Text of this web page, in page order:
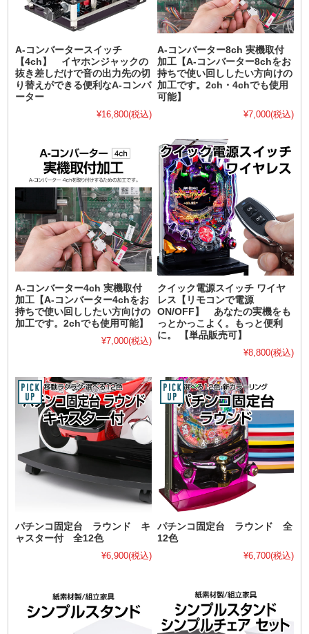
A-コンバータースイッチ
【4ch】 イヤホンジャックの
抜き差しだけで音の出力先の切
り替えができる便利なA-コンバ
ーター
¥16,800(税込)
A-コンバーター8ch 実機取付
加工【A-コンバーター8chをお
持ちで使い回ししたい方向けの
加工です。2ch・4chでも使用
可能】
¥7,000(税込)
A-コンバーター4ch 実機取付
加工【A-コンバーター4chをお
持ちで使い回ししたい方向けの
加工です。2chでも使用可能】
¥7,000(税込)
クイック電源スイッチ ワイヤ
レス【リモコンで電源
ON/OFF】 あなたの実機をも
っとかっこよく。もっと便利
に。 【単品販売可】
¥8,800(税込)
パチンコ固定台 ラウンド キ
ャスター付 全12色
¥6,900(税込)
パチンコ固定台 ラウンド 全
12色
¥6,700(税込)